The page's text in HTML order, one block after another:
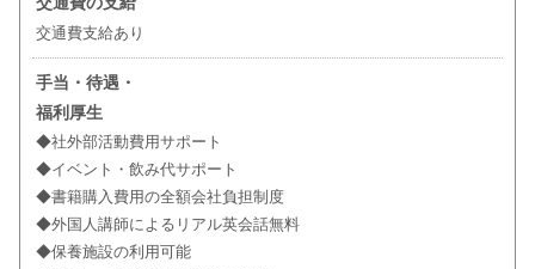
交通費支給あり
手当・待遇・
福利厚生
◆社外部活動費用サポート
◆イベント・飲み代サポート
◆書籍購入費用の全額会社負担制度
◆外国人講師によるリアル英会話無料
◆保養施設の利用可能